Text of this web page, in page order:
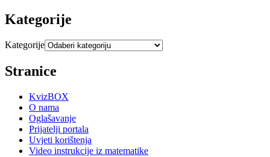
Kategorije
Kategorije
Stranice
KvizBOX
O nama
Oglašavanje
Prijatelji portala
Uvjeti korištenja
Video instrukcije iz matematike